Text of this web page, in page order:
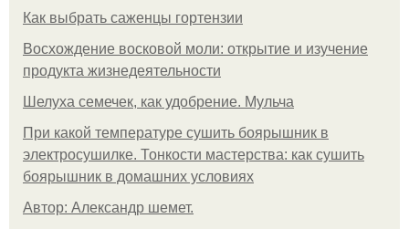
Как выбрать саженцы гортензии
Восхождение восковой моли: открытие и изучение
продукта жизнедеятельности
Шелуха семечек, как удобрение. Мульча
При какой температуре сушить боярышник в
электросушилке. Тонкости мастерства: как сушить
боярышник в домашних условиях
Автор: Александр шемет.